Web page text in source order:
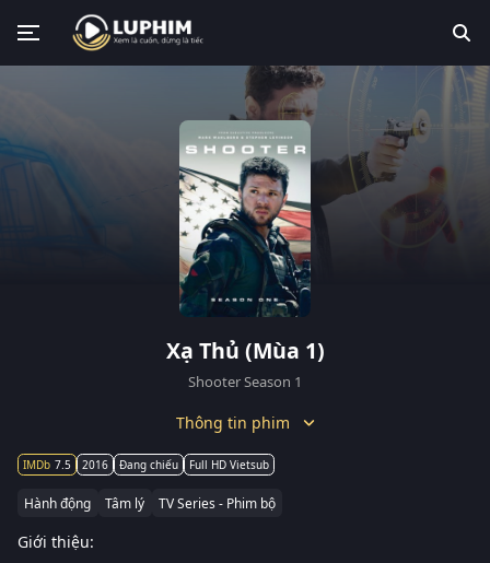
Xạ Thủ (Mùa 1)
Shooter Season 1
Thông tin phim
7.5 2016 Đang chiếu Full HD Vietsub
Hành động Tâm lý TV Series - Phim bộ
Giới thiệu: